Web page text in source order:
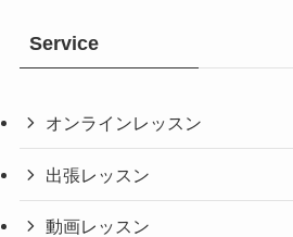
Service
オンラインレッスン
出張レッスン
動画レッスン